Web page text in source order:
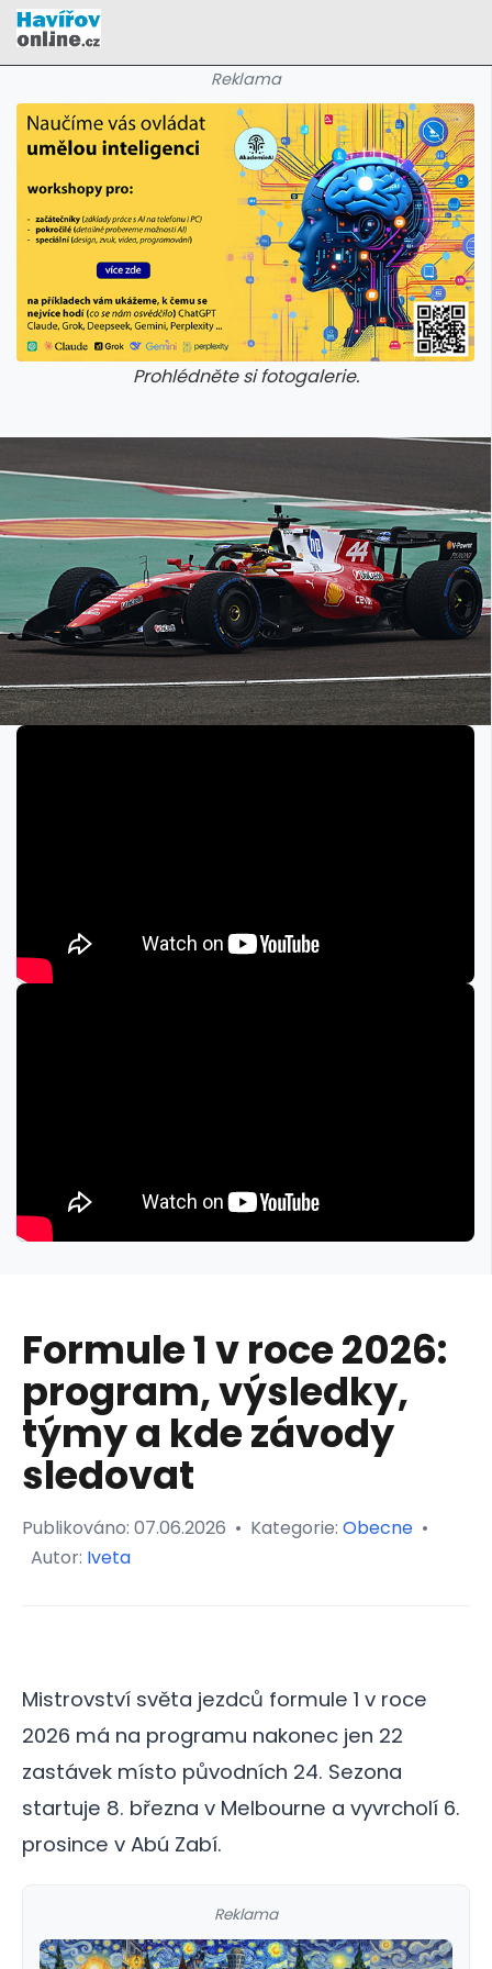
Reklama
Prohlédněte si fotogalerie.
Formule 1 v roce 2026:
program, výsledky,
týmy a kde závody
sledovat
Publikováno: 07.06.2026 • Kategorie: Obecne •
Autor: Iveta
Mistrovství světa jezdců formule 1 v roce
2026 má na programu nakonec jen 22
zastávek místo původních 24. Sezona
startuje 8. března v Melbourne a vyvrcholí 6.
prosince v Abú Zabí.
Reklama